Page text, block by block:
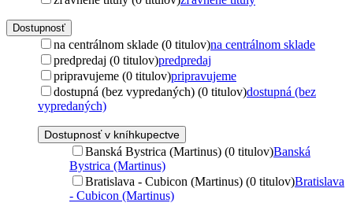
Dostupnosť
na centrálnom sklade (0 titulov)na centrálnom sklade
predpredaj (0 titulov)predpredaj
pripravujeme (0 titulov)pripravujeme
dostupná (bez vypredaných) (0 titulov)dostupná (bez
vypredaných)
Dostupnosť v kníhkupectve
Banská Bystrica (Martinus) (0 titulov)Banská
Bystrica (Martinus)
Bratislava - Cubicon (Martinus) (0 titulov)Bratislava
- Cubicon (Martinus)